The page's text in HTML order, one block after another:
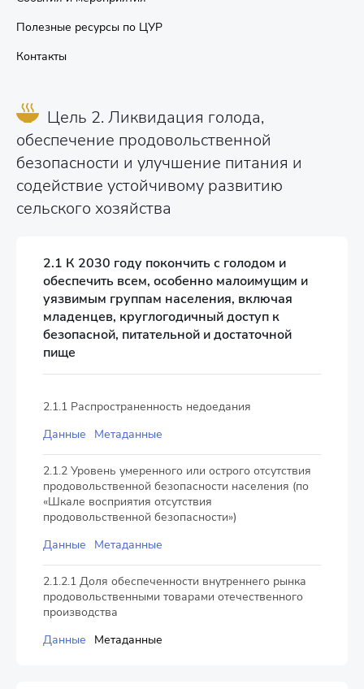
Полезные ресурсы по ЦУР
Контакты
Цель 2. Ликвидация голода,
обеспечение продовольственной
безопасности и улучшение питания и
содействие устойчивому развитию
сельского хозяйства
2.1 К 2030 году покончить с голодом и
обеспечить всем, особенно малоимущим и
уязвимым группам населения, включая
младенцев, круглогодичный доступ к
безопасной, питательной и достаточной
пище
2.1.1 Распространенность недоедания
Данные
Метаданные
2.1.2 Уровень умеренного или острого отсутствия
продовольственной безопасности населения (по
«Шкале восприятия отсутствия
продовольственной безопасности»)
Данные
Метаданные
2.1.2.1 Доля обеспеченности внутреннего рынка
продовольственными товарами отечественного
производства
Данные
Метаданные